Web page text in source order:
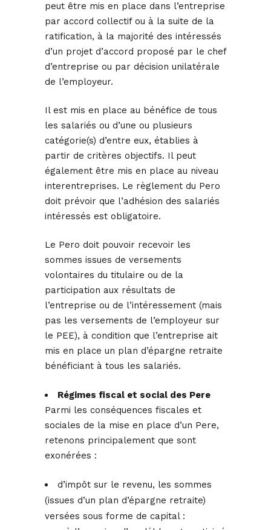
peut être mis en place dans l’entreprise
par accord collectif ou à la suite de la
ratification, à la majorité des intéressés
d’un projet d’accord proposé par le chef
d’entreprise ou par décision unilatérale
de l’employeur.
Il est mis en place au bénéfice de tous
les salariés ou d’une ou plusieurs
catégorie(s) d’entre eux, établies à
partir de critères objectifs. Il peut
également être mis en place au niveau
interentreprises. Le règlement du Pero
doit prévoir que l’adhésion des salariés
intéressés est obligatoire.
Le Pero doit pouvoir recevoir les
sommes issues de versements
volontaires du titulaire ou de la
participation aux résultats de
l’entreprise ou de l’intéressement (mais
pas les versements de l’employeur sur
le PEE), à condition que l’entreprise ait
mis en place un plan d’épargne retraite
bénéficiant à tous les salariés.
Régimes fiscal et social des Pere
Parmi les conséquences fiscales et
sociales de la mise en place d’un Pere,
retenons principalement que sont
exonérées :
d’impôt sur le revenu, les sommes
(issues d’un plan d’épargne retraite)
versées sous forme de capital :